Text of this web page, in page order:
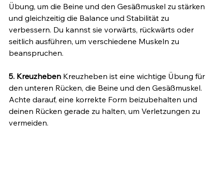
Übung, um die Beine und den Gesäßmuskel zu stärken
und gleichzeitig die Balance und Stabilität zu
verbessern. Du kannst sie vorwärts, rückwärts oder
seitlich ausführen, um verschiedene Muskeln zu
beanspruchen.
5. Kreuzheben Kreuzheben ist eine wichtige Übung für
den unteren Rücken, die Beine und den Gesäßmuskel.
Achte darauf, eine korrekte Form beizubehalten und
deinen Rücken gerade zu halten, um Verletzungen zu
vermeiden.